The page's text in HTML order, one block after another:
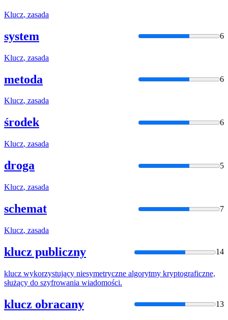
Klucz, zasada
system 6
Klucz, zasada
metoda 6
Klucz, zasada
środek 6
Klucz, zasada
droga 5
Klucz, zasada
schemat 7
Klucz, zasada
klucz publiczny 14
klucz wykorzystujący niesymetryczne algorytmy kryptograficzne,
służący do szyfrowania wiadomości.
klucz obracany 13